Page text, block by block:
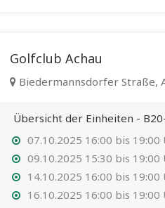
Golfclub Achau
Biedermannsdorfer Straße,
Übersicht der Einheiten -
07.10.2025 16:00 bis 19:00
09.10.2025 15:30 bis 19:00
14.10.2025 16:00 bis 19:00
16.10.2025 16:00 bis 19:00